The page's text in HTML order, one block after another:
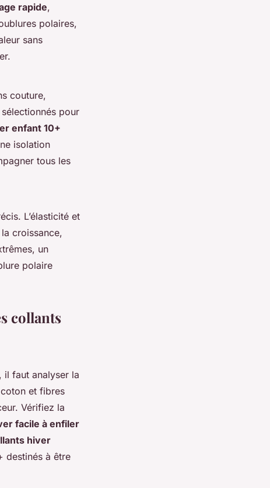
rapide,
polaires,
sans
couture,
pour
enfant 10+
isolation
tous les
L’élasticité et
croissance,
un
polaire
collants
il faut analyser la
et fibres
Vérifiez la
facile à enfiler
hiver
destinés à être